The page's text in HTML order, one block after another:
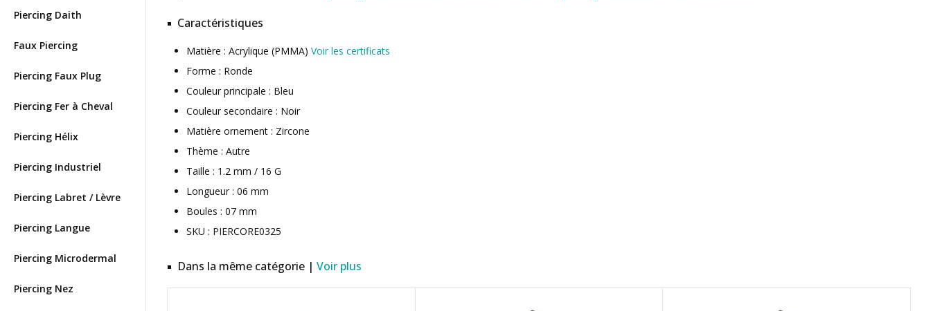
Piercing Daith
Faux Piercing
Piercing Faux Plug
Piercing Fer à Cheval
Piercing Hélix
Piercing Industriel
Piercing Labret / Lèvre
Piercing Langue
Piercing Microdermal
Piercing Nez
Caractéristiques
Matière : Acrylique (PMMA) Voir les certificats
Forme : Ronde
Couleur principale : Bleu
Couleur secondaire : Noir
Matière ornement : Zircone
Thème : Autre
Taille : 1.2 mm / 16 G
Longueur : 06 mm
Boules : 07 mm
SKU : PIERCORE0325
Dans la même catégorie | Voir plus